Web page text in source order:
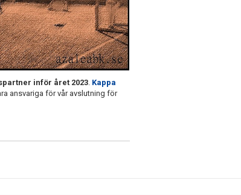
inför året 2023 Kappa
ansvariga för vår avslutning för